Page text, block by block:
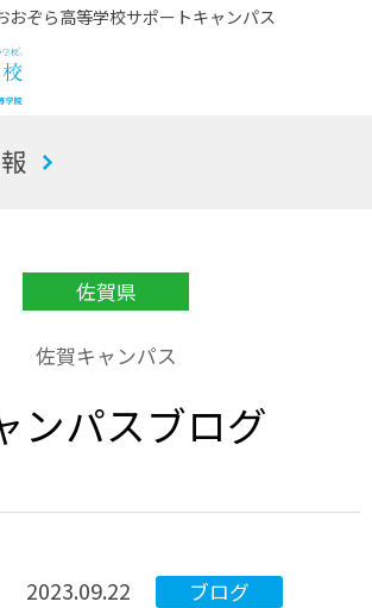
おぞら高等学校サポートキャンパス
お
佐賀県
佐賀キャンパス
ンパスブログ
2023.09.22 ブログ